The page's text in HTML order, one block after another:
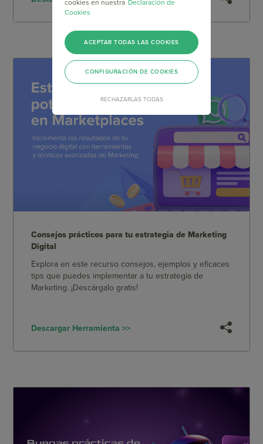
Consejos prácticos para tu estrategia de Marketing
Digital
Explora en este recurso consejos, ejemplos y eficaces
tips que puedes implementar a tu estrategia de
Marketing. ¡Descárgalo gratis!
Descargar Herramienta >>
cookies en nuestra Declaración de
Cookies
RECHAZARLAS TODAS
ACEPTAR TODAS LAS COOKIES
CONFIGURACIÓN DE COOKIES